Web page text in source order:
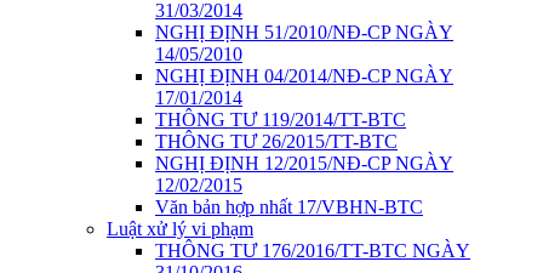
31/03/2014
NGHỊ ĐỊNH 51/2010/NĐ-CP NGÀY
14/05/2010
NGHỊ ĐỊNH 04/2014/NĐ-CP NGÀY
17/01/2014
THÔNG TƯ 119/2014/TT-BTC
THÔNG TƯ 26/2015/TT-BTC
NGHỊ ĐỊNH 12/2015/NĐ-CP NGÀY
12/02/2015
Văn bản hợp nhất 17/VBHN-BTC
Luật xử lý vi phạm
THÔNG TƯ 176/2016/TT-BTC NGÀY